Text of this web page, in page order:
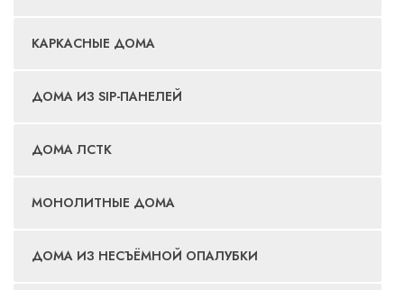
КАРКАСНЫЕ ДОМА
ДОМА ИЗ SIP-ПАНЕЛЕЙ
ДОМА ЛСТК
МОНОЛИТНЫЕ ДОМА
ДОМА ИЗ НЕСЪЁМНОЙ ОПАЛУБКИ